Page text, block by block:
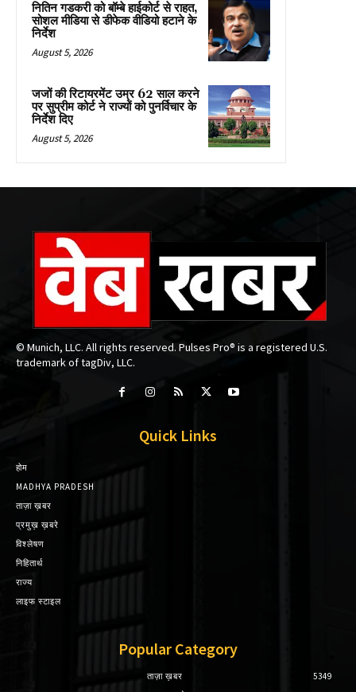
नितिन गडकरी को बॉम्बे हाईकोर्ट से राहत,
सोशल मीडिया से डीफेक वीडियो हटाने के
निर्देश
August 5, 2026
जजों की रिटायरमेंट उम्र 62 साल करने
पर सुप्रीम कोर्ट ने राज्यों को पुनर्विचार के
निर्देश दिए
August 5, 2026
© Munich, LLC. All rights reserved. Pulses Pro® is a registered U.S.
trademark of tagDiv, LLC.
Quick Links
होम
MADHYA PRADESH
ताज़ा ख़बर
प्रमुख़ ख़बरे
विश्लेषण
निहितार्थ
राज्य
लाइफ स्टाइल
Popular Category
ताज़ा ख़बर
5349